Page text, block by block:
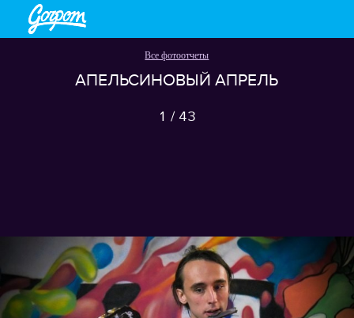
Все фотоотчеты
АПЕЛЬСИНОВЫЙ АПРЕЛЬ
1 / 43